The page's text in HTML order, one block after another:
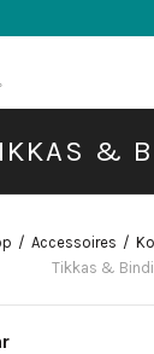
&
Accessoires
Tikkas &